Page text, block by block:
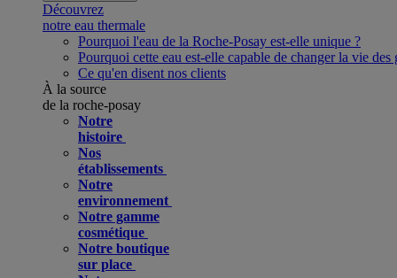
Découvrez
notre eau thermale
Pourquoi l'eau de la Roche-Posay est-elle unique ?
Pourquoi cette eau est-elle capable de changer la vie des
Ce qu'en disent nos clients
À la source
de la roche-posay
Notre
histoire
Nos
établissements
Notre
environnement
Notre gamme
cosmétique
Notre boutique
sur place